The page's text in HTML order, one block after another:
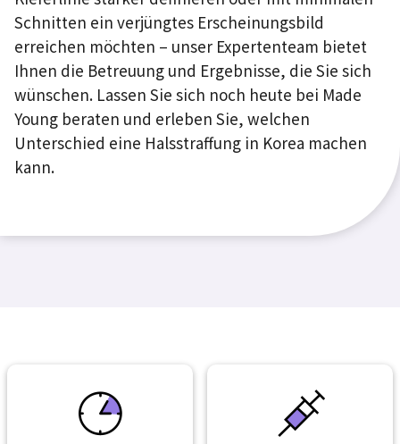
Schnitten ein verjüngtes Erscheinungsbild
erreichen möchten – unser Expertenteam bietet
Ihnen die Betreuung und Ergebnisse, die Sie sich
wünschen. Lassen Sie sich noch heute bei Made
Young beraten und erleben Sie, welchen
Unterschied eine Halsstraffung in Korea machen
kann.